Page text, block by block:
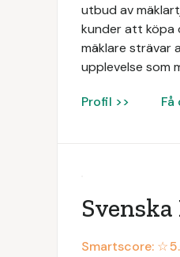
utbud av
kunder att köpa
mäklare strävar
upplevelse som
Profil >>
Smartscore: ☆